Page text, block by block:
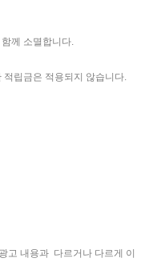
께 소멸합니다.
립금은 적용되지 않습니다.
고 내용과 다르거나 다르게 이